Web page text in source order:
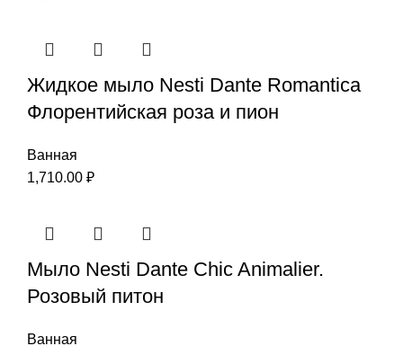
Жидкое мыло Nesti Dante Romantica
Флорентийская роза и пион
Ванная
1,710.00 ₽
Мыло Nesti Dante Chic Animalier.
Розовый питон
Ванная